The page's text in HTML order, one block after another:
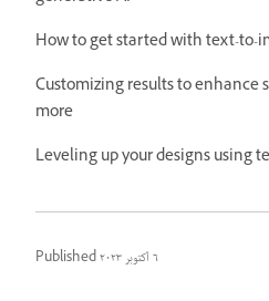
How to get started with text-to-
Customizing results to enhance
more
Leveling up your designs using
Published ٦ أكتوبر ٢٠٢٣